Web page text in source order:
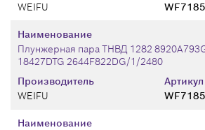
WEIFU
Производитель
WEIFU
Артикул
Наименование
Плунжерная пара ТНВД 1282
18427DTG 2644F822DG/1/2480
Наименование